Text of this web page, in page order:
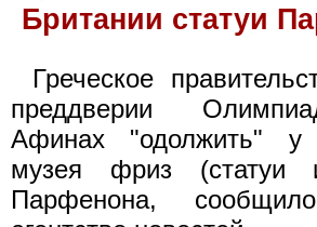
Британии статуи
Греческое
преддверии
Афинах "одолжить" у
музея фриз (статуи
Парфенона,